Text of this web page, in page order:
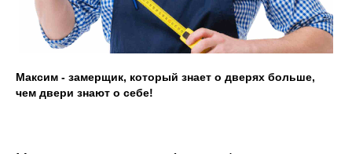
Максим - замерщик, который знает о дверях больше,
чем двери знают о себе!
info@prom124.ru
г. Красноярск
ул. Мартынова, 30